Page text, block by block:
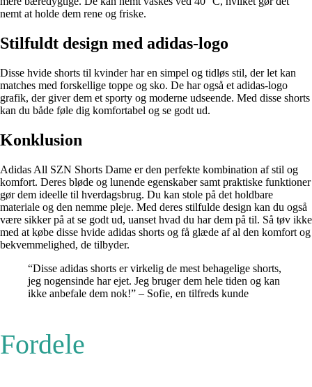
nemt at holde dem rene og friske.
Stilfuldt design med adidas-logo
Disse hvide shorts til kvinder har en simpel og tidløs stil, der let kan
matches med forskellige toppe og sko. De har også et adidas-logo
grafik, der giver dem et sporty og moderne udseende. Med disse shorts
kan du både føle dig komfortabel og se godt ud.
Konklusion
Adidas All SZN Shorts Dame er den perfekte kombination af stil og
komfort. Deres bløde og lunende egenskaber samt praktiske funktioner
gør dem ideelle til hverdagsbrug. Du kan stole på det holdbare
materiale og den nemme pleje. Med deres stilfulde design kan du også
være sikker på at se godt ud, uanset hvad du har dem på til. Så tøv ikke
med at købe disse hvide adidas shorts og få glæde af al den komfort og
bekvemmelighed, de tilbyder.
“Disse adidas shorts er virkelig de mest behagelige shorts,
jeg nogensinde har ejet. Jeg bruger dem hele tiden og kan
ikke anbefale dem nok!” – Sofie, en tilfreds kunde
Fordele